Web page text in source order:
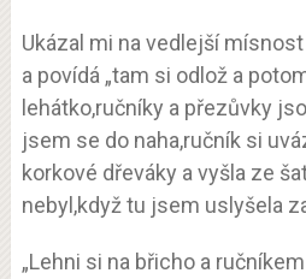
Ukázal mi na vedlejší
a povídá „tam si odlož a
lehátko,ručníky a přezůvky
jsem se do naha,ručník si
korkové dřeváky a vyšla ze
nebyl,když tu jsem uslyšela
„Lehni si na břicho a